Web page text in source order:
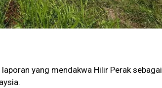
yang mendakwa Hilir Perak sebagai